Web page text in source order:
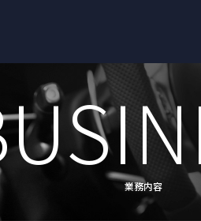
業務内容